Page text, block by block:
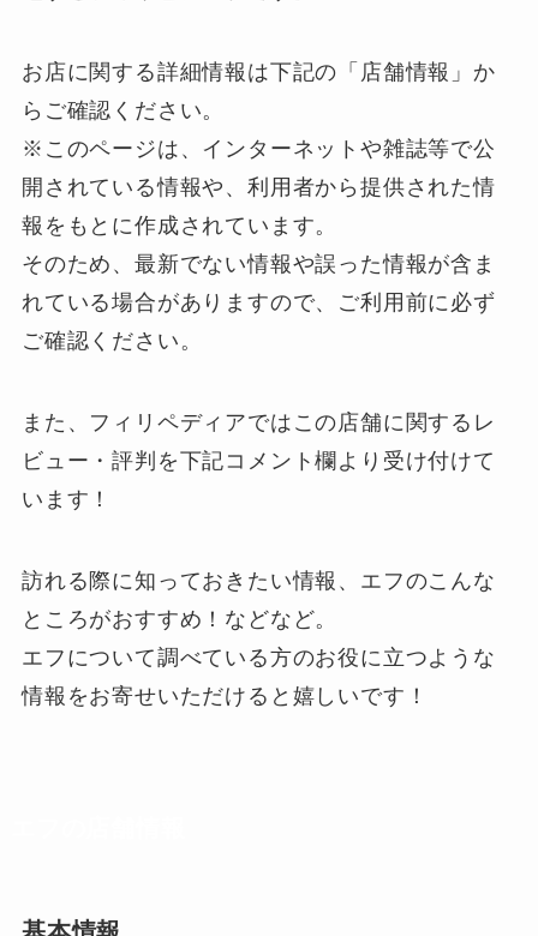
お店に関する詳細情報は下記の「店舗情報」か
らご確認ください。
※このページは、インターネットや雑誌等で公
開されている情報や、利用者から提供された情
報をもとに作成されています。
そのため、最新でない情報や誤った情報が含ま
れている場合がありますので、ご利用前に必ず
ご確認ください。
また、フィリペディアではこの店舗に関するレ
ビュー・評判を下記コメント欄 より受け付けて
います！
訪れる際に知っておきたい情報、エフのこんな
ところがおすすめ！などなど。
エフについて調べている方のお役に立つような
情報をお寄せいただけると嬉しいです！